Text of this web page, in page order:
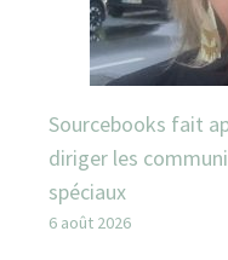
Sourcebooks fait
diriger les
spéciaux
6 août 2026